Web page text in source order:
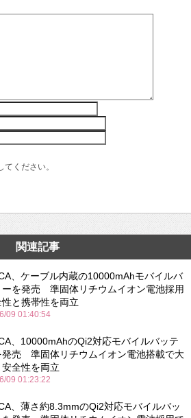
ください。
関連記事
、ケーブル内蔵の10000mAhモバイルバ
ーを発売 準固体リチウムイオン電池採用
性と携帯性を両立
09 01:40:54
、10000mAhのQi2対応モバイルバッテ
発売 準固体リチウムイオン電池搭載で大
全性を両立
09 01:23:22
、薄さ約8.3mmのQi2対応モバイルバッ